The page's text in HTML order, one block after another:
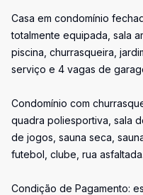
Casa em condomínio
totalmente equipada, sala
piscina, churrasqueira,
serviço e 4 vagas de
Condomínio com
quadra poliesportiva, sala
de jogos, sauna seca,
futebol, clube, rua asfaltada.
Condição de Pagamento: